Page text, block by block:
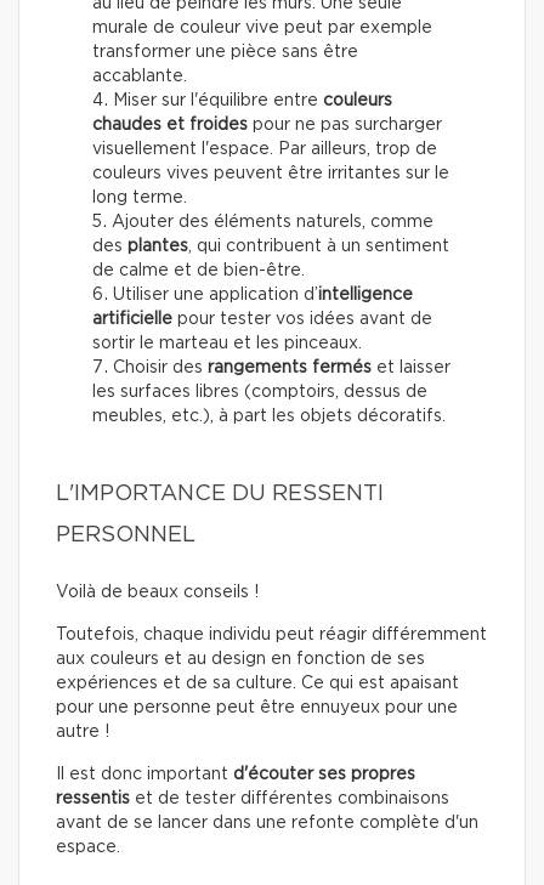
au lieu de peindre les murs. Une seule
murale de couleur vive peut par exemple
transformer une pièce sans être
accablante.
Miser sur l'équilibre entre couleurs
chaudes et froides pour ne pas surcharger
visuellement l'espace. Par ailleurs, trop de
couleurs vives peuvent être irritantes sur le
long terme.
Ajouter des éléments naturels, comme
des plantes, qui contribuent à un sentiment
de calme et de bien-être.
Utiliser une application d’intelligence
artificielle pour tester vos idées avant de
sortir le marteau et les pinceaux.
Choisir des rangements fermés et laisser
les surfaces libres (comptoirs, dessus de
meubles, etc.), à part les objets décoratifs.
L'IMPORTANCE DU RESSENTI
PERSONNEL
Voilà de beaux conseils !
Toutefois, chaque individu peut réagir différemment
aux couleurs et au design en fonction de ses
expériences et de sa culture. Ce qui est apaisant
pour une personne peut être ennuyeux pour une
autre !
Il est donc important d'écouter ses propres
ressentis et de tester différentes combinaisons
avant de se lancer dans une refonte complète d'un
espace.